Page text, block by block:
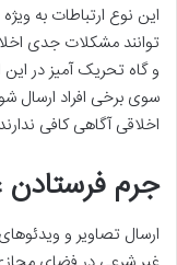
این نوع ارتباطات به
توانند مشکلات جدی
و گاه تحریک آمیز در
سوی برخی افراد ارسال
اخلاقی آگاهی کافی
جرم
ارسال تصاویر و